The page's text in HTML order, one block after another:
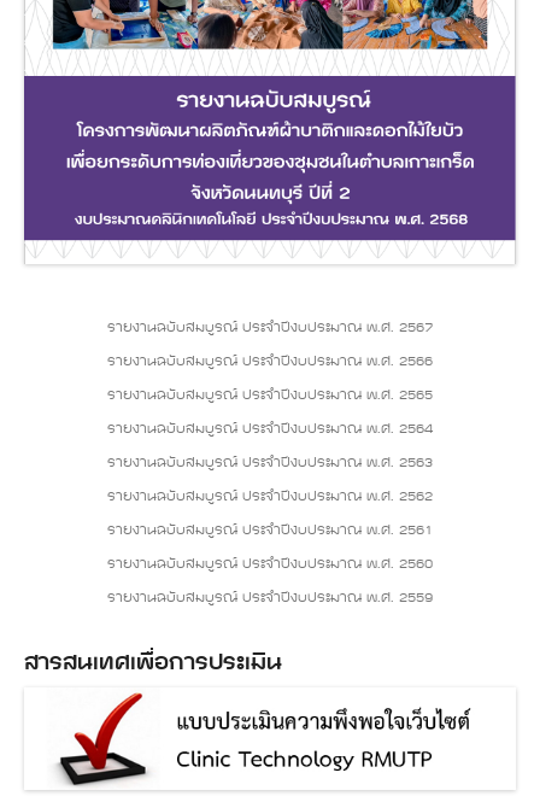
รายงานฉบับสมบูรณ์ ประจำปีงบประมาณ พ.ศ. 2567
รายงานฉบับสมบูรณ์ ประจำปีงบประมาณ พ.ศ. 2566
รายงานฉบับสมบูรณ์ ประจำปีงบประมาณ พ.ศ. 2565
รายงานฉบับสมบูรณ์ ประจำปีงบประมาณ พ.ศ. 2564
รายงานฉบับสมบูรณ์ ประจำปีงบประมาณ พ.ศ. 2563
รายงานฉบับสมบูรณ์ ประจำปีงบประมาณ พ.ศ. 2562
รายงานฉบับสมบูรณ์ ประจำปีงบประมาณ พ.ศ. 2561
รายงานฉบับสมบูรณ์ ประจำปีงบประมาณ พ.ศ. 2560
รายงานฉบับสมบูรณ์ ประจำปีงบประมาณ พ.ศ. 2559
สารสนเทศเพื่อการประเมิน